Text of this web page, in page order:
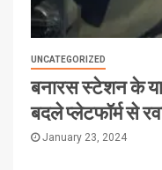
UNCATEGORIZED
बनारस स्टेशन के
बदले प्लेटफॉर्म से
January 23, 2024